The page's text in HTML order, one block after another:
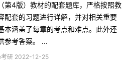
第4版）教材的配套题库，严格按照教
配套的习题进行详解，并对相关重要
本涵盖了每章的考点和难点。此外还
参考答案。 ...
考研 2022-12-25